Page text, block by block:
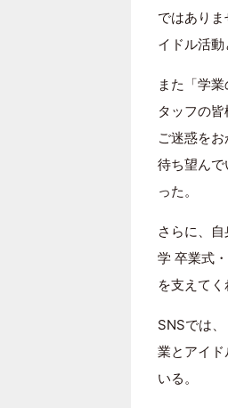
ではあり
イドル活動
また「学
タッフの
ご迷惑を
待ち望ん
った。
さらに、
学 卒業式
を支えて
SNSでは
業とアイ
いる。